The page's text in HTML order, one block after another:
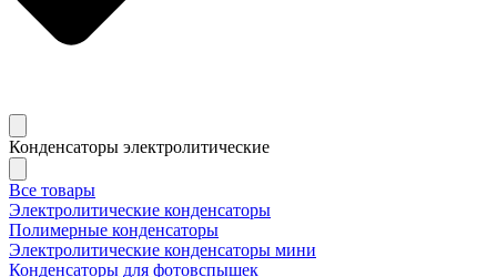
Конденсаторы электролитические
Все товары
Электролитические конденсаторы
Полимерные конденсаторы
Электролитические конденсаторы мини
Конденсаторы для фотовспышек